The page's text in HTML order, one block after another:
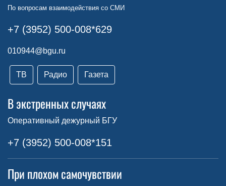
По вопросам взаимодействия со СМИ
+7 (3952) 500-008*629
010944@bgu.ru
ТВ Радио Газета
В экстренных случаях
Оперативный дежурный БГУ
+7 (3952) 500-008*151
При плохом самочувствии